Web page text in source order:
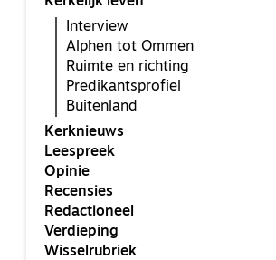
Interview
Alphen tot Ommen
Ruimte en richting
Predikantsprofiel
Buitenland
Kerknieuws
Leespreek
Opinie
Recensies
Redactioneel
Verdieping
Wisselrubriek